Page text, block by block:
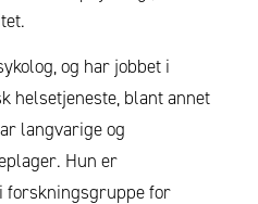
og har jobbet i
helsetjeneste, blant annet
langvarige og
Hun er
forskningsgruppe for